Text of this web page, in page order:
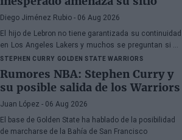
Diego Jiménez Rubio - 06 Aug 2026
El hijo de Lebron no tiene garantizada su continuidad
en Los Angeles Lakers y muchos se preguntan si ha
hecho méritos para seguir en la NBA.
STEPHEN CURRY GOLDEN STATE WARRIORS
Rumores NBA: Stephen Curry y
su posible salida de los Warriors
Juan López - 06 Aug 2026
El base de Golden State ha hablado de la posibilidad
de marcharse de la Bahía de San Francisco